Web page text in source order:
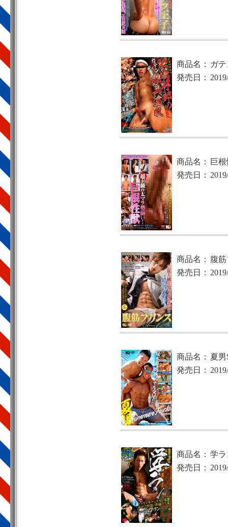
商品名：
ガ
発売日：
商品名：
巨
発売日：
商品名： 腹
発売日：
商品名： 夏男
発売日：
商品名： 学
発売日：